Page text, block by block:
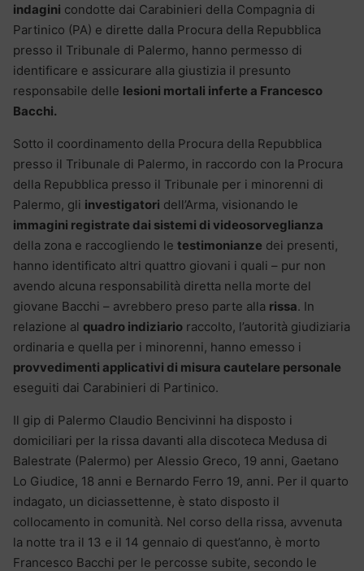
indagini condotte dai Carabinieri della Compagnia di
Partinico (PA) e dirette dalla Procura della Repubblica
presso il Tribunale di Palermo, hanno permesso di
identificare e assicurare alla giustizia il presunto
responsabile delle lesioni mortali inferte a Francesco
Bacchi.
Sotto il coordinamento della Procura della Repubblica
presso il Tribunale di Palermo, in raccordo con la Procura
della Repubblica presso il Tribunale per i minorenni di
Palermo, gli investigatori dell’Arma, visionando le
immagini registrate dai sistemi di videosorveglianza
della zona e raccogliendo le testimonianze dei presenti,
hanno identificato altri quattro giovani i quali – pur non
avendo alcuna responsabilità diretta nella morte del
giovane Bacchi – avrebbero preso parte alla rissa. In
relazione al quadro indiziario raccolto, l’autorità giudiziaria
ordinaria e quella per i minorenni, hanno emesso i
provvedimenti applicativi di misura cautelare personale
eseguiti dai Carabinieri di Partinico.
Il gip di Palermo Claudio Bencivinni ha disposto i
domiciliari per la rissa davanti alla discoteca Medusa di
Balestrate (Palermo) per Alessio Greco, 19 anni, Gaetano
Lo Giudice, 18 anni e Bernardo Ferro 19, anni. Per il quarto
indagato, un diciassettenne, è stato disposto il
collocamento in comunità. Nel corso della rissa, avvenuta
la notte tra il 13 e il 14 gennaio di quest’anno, è morto
Francesco Bacchi per le percosse subite, secondo le